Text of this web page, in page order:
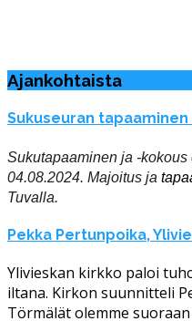
Ajankohtaista
Sukuseuran tapaaminen
Sukutapaaminen ja -
04.08.2024. Majoitus ja
Tuvalla.
Pekka Pertunpoika,
Ylivieskan kirkko paloi
iltana. Kirkon suunnitteli
Törmälät olemme